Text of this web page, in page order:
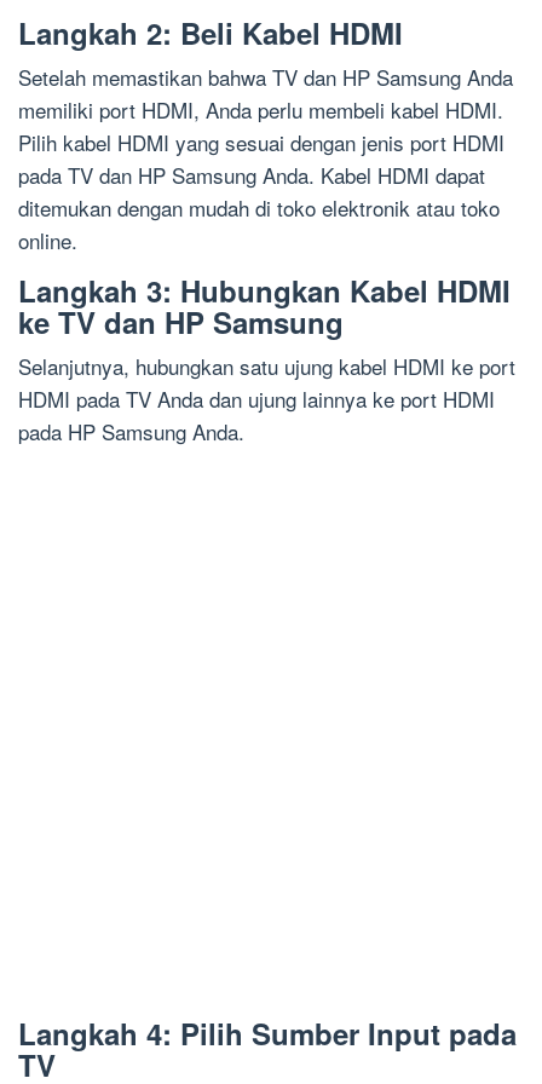
Langkah 2: Beli Kabel HDMI
Setelah memastikan bahwa TV dan HP Samsung Anda
memiliki port HDMI, Anda perlu membeli kabel HDMI.
Pilih kabel HDMI yang sesuai dengan jenis port HDMI
pada TV dan HP Samsung Anda. Kabel HDMI dapat
ditemukan dengan mudah di toko elektronik atau toko
online.
Langkah 3: Hubungkan Kabel HDMI
ke TV dan HP Samsung
Selanjutnya, hubungkan satu ujung kabel HDMI ke port
HDMI pada TV Anda dan ujung lainnya ke port HDMI
pada HP Samsung Anda.
Langkah 4: Pilih Sumber Input pada
TV